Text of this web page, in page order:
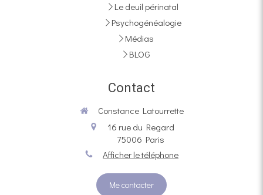
Le deuil périnatal
Psychogénéalogie
Médias
BLOG
Contact
Constance Latourrette
16 rue du Regard
75006 Paris
Afficher le téléphone
Me contacter